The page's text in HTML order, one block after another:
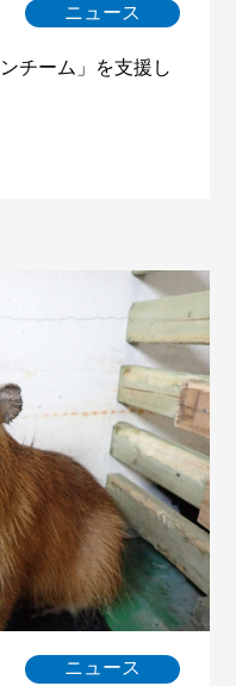
ニュース
チーム」を支援し
ニュース